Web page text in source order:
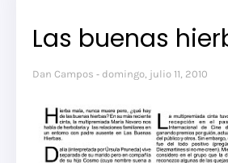
Las buenas
Dan Campos domingo, julio 11, 2010